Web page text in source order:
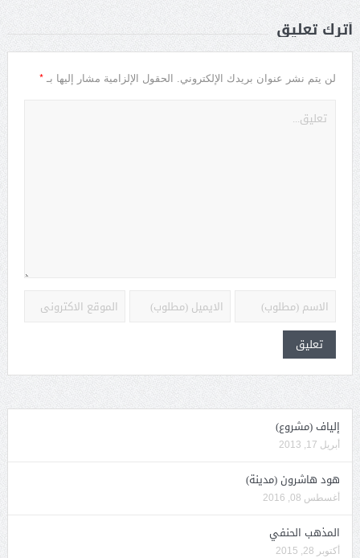
أترك تعليق
لن يتم نشر عنوان بريدك الإلكتروني. الحقول الإلزامية مشار إليها بـ *
إلياف (مشروع)
أبريل 17, 2013
هود هاشرون (مدينة)
أغسطس 08, 2016
المذهب الحنفي
أكتوبر 28, 2015